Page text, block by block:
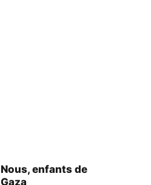
Nous, enfants de
Gaza